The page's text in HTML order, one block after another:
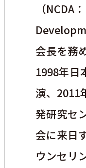
（NCDA
会長を務
1998年日
演、2011
発研究セ
会に来日
ウンセリ